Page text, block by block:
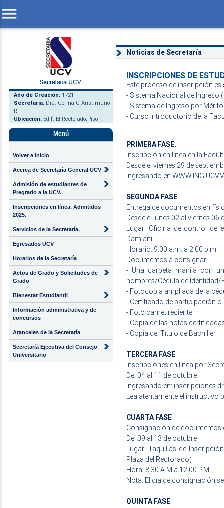
menu
Año de Creación: 1721
Secretaria: Dra. Corina C Aristimuño
R.
Ubicación: Edif. El Rectorado,Piso 1.
Menú
Volver a Inicio
Acerca de Secretaría General UCV
Admisión de estudiantes de
Pregrado a la UCV.
Inscripciones en línea. Admitidos
2025.
Servicios de la Secretaría.
Egresados UCV
Horarios de la Secretaría
Actos de Grado y Solicitudes de
Grado
Bienestar Estudiantil
Información administrativa y de
concursos
Aranceles de la Secretaría
Secretaría Ejecutiva del Consejo
Universitario
Noticias de Secretaría
INSCRIPCIONES DE
Este proceso de inscripción es
- Sistema Nacional de Ingreso
- Sistema de Ingreso por
- Curso introductorio de la
PRIMERA FASE.
Inscripción en línea en la
Desde el viernes 29 de
Ingresando en
SEGUNDA FASE
Entrega de documentos en
Desde el lunes 02 al viernes 06
Lugar: Oficina de control de
Damiani"
Horario: 9:00 a.m. a 2:00 p.m.
Documentos a consignar:
- Una carpeta manila con
nombres/Cédula de
- Fotocopia ampliada de la
- Certificado de participación o
- Foto carnet reciente
- Copia de las notas
- Copia del Título de Bachiller.
TERCERA FASE
Inscripciones en línea por
Del 04 al 11 de octubre
Ingresando en:
Lea atentamente el instructivo
CUARTA FASE
Consignación de documentos
Del 09 al 13 de octubre
Lugar: Taquillas de
Plaza del Rectorado)
Hora: 8:30 A.M a 12:00 P.M.
Nota: El día de consignación
QUINTA FASE